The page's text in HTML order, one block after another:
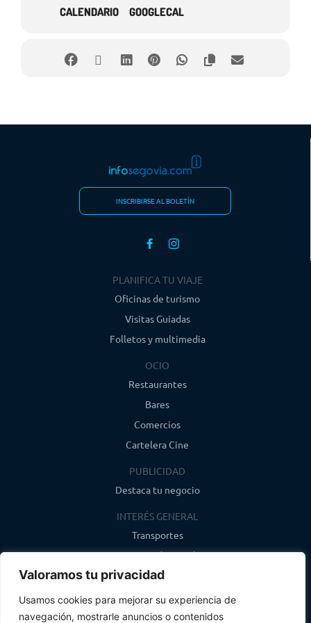
Valoramos tu privacidad
Usamos cookies para mejorar su experiencia de
navegación, mostrarle anuncios o contenidos
CALENDARIO GOOGLECAL
INSCRIBIRSE AL BOLETÍN
PLANIFICA TU VIAJE
Oficinas de turismo
Visitas Guiadas
Folletos y multimedia
OCIO
Restaurantes
Bares
Comercios
Cartelera Cine
PUBLICIDAD
Destaca tu negocio
INTERÉS GENERAL
Transportes
Farmacias de guardia
Canal de WhatsApp
Último boletín